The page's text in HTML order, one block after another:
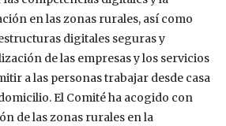
en las zonas rurales, así como
digitales seguras y
de las empresas y los servicios
a las personas trabajar desde casa
El Comité ha acogido con
de las zonas rurales en la